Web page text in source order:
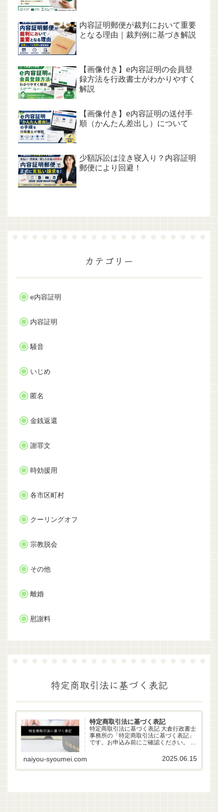
内容証明郵便が裁判において重要
となる理由｜裁判例に基づき解説
【画像付き】e内容証明の会員登
録方法を行政書士がわかりやすく
解説
【画像付き】e内容証明の送付手
順（かんたん差出し）について
少額訴訟は泣き寝入り？内容証明
郵便により回避！
カテゴリー
e内容証明
内容証明
騒音
いじめ
匿名
金銭返還
謝罪文
時効援用
各市区町村
クーリングオフ
宗教脱会
その他
離婚
慰謝料
特定商取引法に基づく表記
特定商取引法に基づく表記
特定商取引法に基づく表記 大倉行政書士
事務所の「特定商取引法に基づく表記」
です。お申込み前にご確認ください。 事
書士 大倉雄偉（第22261170号） 所在地
〒630-83-0252 奈良県生駒市山...
naiyou-syoumei.com 2025.06.15